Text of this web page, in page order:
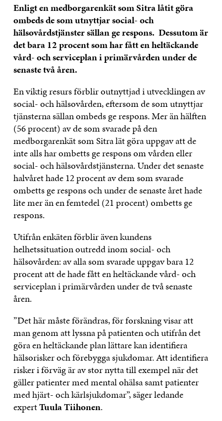
Enligt en medborgarenkät som Sitra låtit göra
ombeds de som utnyttjar social- och
hälsovårdstjänster sällan ge respons. Dessutom är
det bara 12 procent som har fått en heltäckande
vård- och serviceplan i primärvården under de
senaste två åren.
En viktig resurs förblir outnyttjad i utvecklingen av
social- och hälsovården, eftersom de som utnyttjar
tjänsterna sällan ombeds ge respons. Mer än hälften
(56 procent) av de som svarade på den
medborgarenkät som Sitra lät göra uppgav att de
inte alls har ombetts ge respons om vården eller
social- och hälsovårdstjänsterna. Under det senaste
halvåret hade 12 procent av dem som svarade
ombetts ge respons och under de senaste året hade
lite mer än en femtedel (21 procent) ombetts ge
respons.
Utifrån enkäten förblir även kundens
helhetssituation outredd inom social- och
hälsovården: av alla som svarade uppgav bara 12
procent att de hade fått en heltäckande vård- och
serviceplan i primärvården under de två senaste
åren.
”Det här måste förändras, för forskning visar att
man genom att lyssna på patienten och utifrån det
göra en heltäckande plan lättare kan identifiera
hälsorisker och förebygga sjukdomar. Att identifiera
risker i förväg är av stor nytta till exempel när det
gäller patienter med mental ohälsa samt patienter
med hjärt- och kärlsjukdomar”, säger ledande
expertTuula Tiihonen.